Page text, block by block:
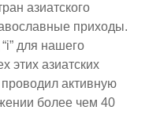
азиатского
приходы.
для нашего
этих азиатских
активную
более чем 40